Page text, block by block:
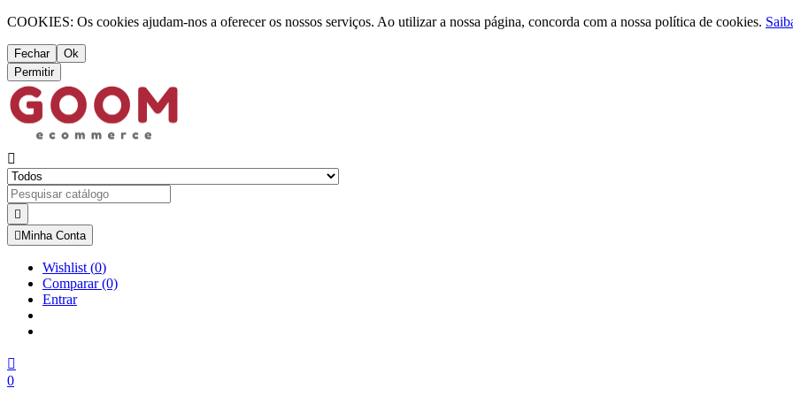
COOKIES: Os cookies ajudam-nos a oferecer os nossos serviços. Ao utilizar a nossa página, concorda com a nossa política de cookies.
Fechar
Ok
Permitir


 Minha Conta
Wishlist (0)
Comparar(0)
Entrar

0